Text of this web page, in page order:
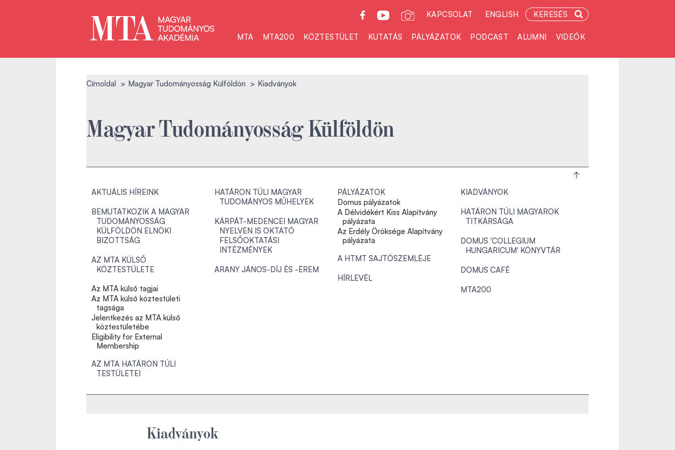
KAPCSOLAT ENGLISH KERESÉS
MTA MTA200 KÖZTESTÜLET KUTATÁS PÁLYÁZATOK PODCAST ALUMNI VIDEÓK
Címoldal Magyar Tudományosság Külföldön Kiadványok
Magyar Tudományosság Külföldön
AKTUÁLIS HÍREINK
BEMUTATKOZIK A MAGYAR
TUDOMÁNYOSSÁG
KÜLFÖLDÖN ELNÖKI
BIZOTTSÁG
AZ MTA KÜLSŐ
KÖZTESTÜLETE
Az MTA külső tagjai
Az MTA külső köztestületi
tagsága
Jelentkezés az MTA külső
köztestületébe
Eligibility for External
Membership
AZ MTA HATÁRON TÚLI
TESTÜLETEI
HATÁRON TÚLI MAGYAR
TUDOMÁNYOS MŰHELYEK
KÁRPÁT-MEDENCEI MAGYAR
NYELVEN IS OKTATÓ
FELSŐOKTATÁSI
INTÉZMÉNYEK
ARANY JÁNOS-DÍJ ÉS -ÉREM
PÁLYÁZATOK
Domus pályázatok
A Délvidékért Kiss Alapítvány
pályázata
Az Erdély Öröksége Alapítvány
pályázata
A HTMT SAJTÓSZEMLÉJE
HÍRLEVÉL
KIADVÁNYOK
HATÁRON TÚLI MAGYAROK
TITKÁRSÁGA
DOMUS 'COLLEGIUM
HUNGARICUM' KÖNYVTÁR
DOMUS CAFÉ
MTA200
Kiadványok